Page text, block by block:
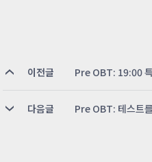
이전글 Pre OBT: 19:00
다음글 Pre OBT: 테스트